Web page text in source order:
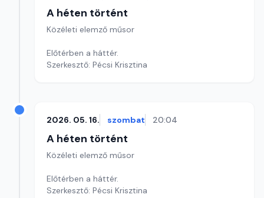
A héten történt
Közéleti elemző műsor
Előtérben a háttér.
Szerkesztő: Pécsi Krisztina
2026. 05. 16. szombat 20:04
A héten történt
Közéleti elemző műsor
Előtérben a háttér.
Szerkesztő: Pécsi Krisztina